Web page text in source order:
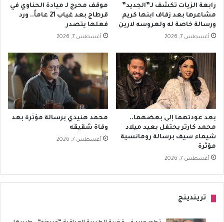
رابعة الزيات تكشف لـ”الجديد”
مشاعرها بعد زفاف ابنها كريم
ورسالة خاصة له ولعروسه لارين
أغسطس 7, 2026
موقف محرج لـ ميادة الحناوي في
قرطاج بعد غياب 21 عاماً.. ورد
فعلها يتصدر
أغسطس 7, 2026
بعد عودتهما إلى بعضهما..
محمد كارتر يحتفل بعيد ميلاد
شيماء سيف برسالة رومانسية
مؤثرة
أغسطس 7, 2026
محمد هنيدي برسالة مؤثرة بعد
وفاة شقيقه
أغسطس 7, 2026
تريندينج